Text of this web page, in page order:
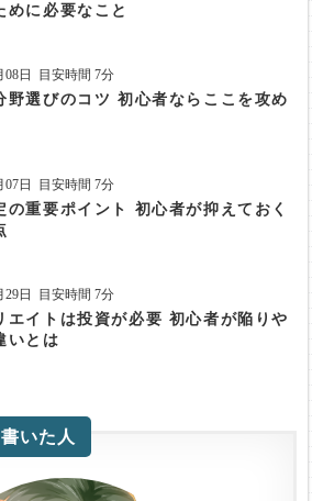
めに必要なこと
08日 目安時間 7分
野選びのコツ 初心者ならここを攻め
07日 目安時間 7分
の重要ポイント 初心者が抑えておく
29日 目安時間 7分
エイトは投資が必要 初心者が陥りや
いとは
いた人